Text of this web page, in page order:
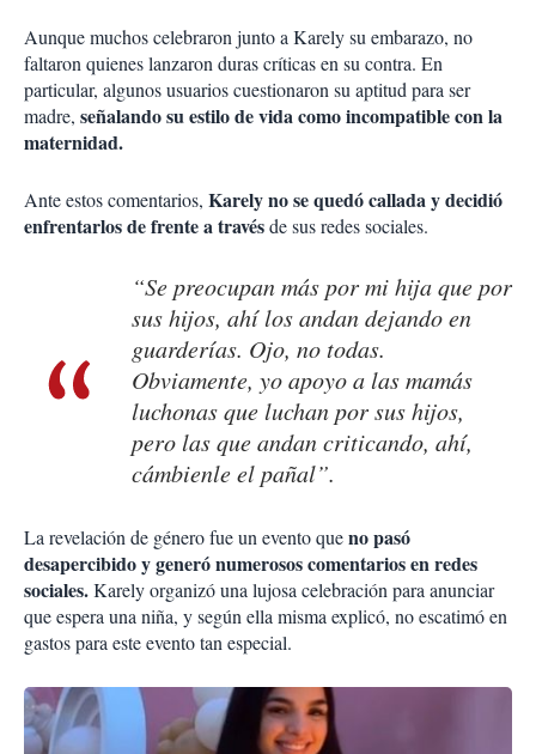
Aunque muchos celebraron junto a Karely su embarazo, no
faltaron quienes lanzaron duras críticas en su contra. En
particular, algunos usuarios cuestionaron su aptitud para ser
madre, señalando su estilo de vida como incompatible con la
maternidad.
Ante estos comentarios, Karely no se quedó callada y decidió
enfrentarlos de frente a travésde sus redes sociales.
“Se preocupan más por mi hija que por
sus hijos, ahí los andan dejando en
guarderías. Ojo, no todas.
Obviamente, yo apoyo a las mamás
luchonas que luchan por sus hijos,
pero las que andan criticando, ahí,
cámbienle el pañal”.
La revelación de género fue un evento queno pasó
desapercibido y generó numerosos comentarios en redes
sociales.Karely organizó una lujosa celebración para anunciar
que espera una niña, y según ella misma explicó, no escatimó en
gastos para este evento tan especial.